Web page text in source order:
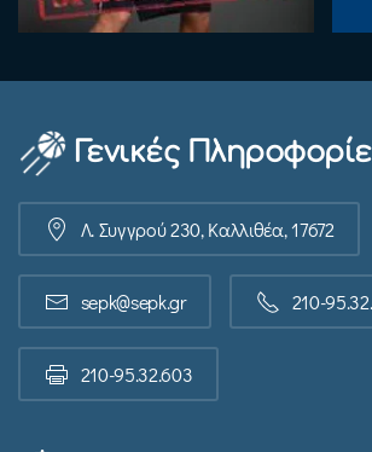
Γενικές
Λ. Συγγρού 230, Καλλιθέα, 17672
sepk@sepk.gr 210-
210-95.32.603